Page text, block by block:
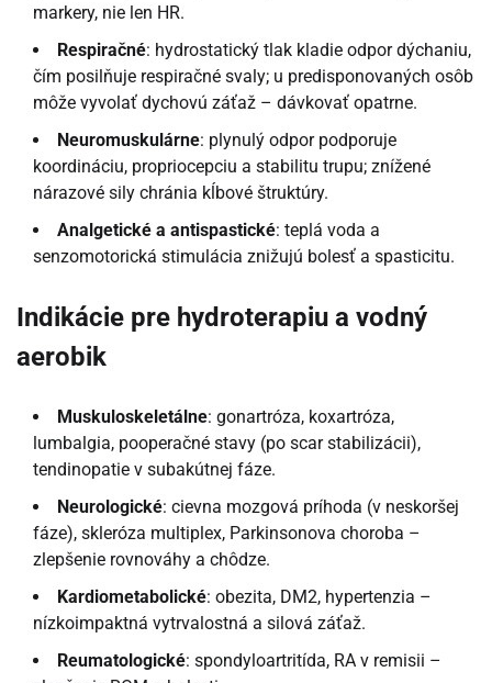
markery, nie len HR.
Respiračné: hydrostatický tlak kladie odpor dýchaniu,
čím posilňuje respiračné svaly; u predisponovaných osôb
môže vyvolať dychovú záťaž – dávkovať opatrne.
Neuromuskulárne: plynulý odpor podporuje
koordináciu, propriocepciu a stabilitu trupu; znížené
nárazové sily chránia kĺbové štruktúry.
Analgetické a antispastické: teplá voda a
senzomotorická stimulácia znižujú bolesť a spasticitu.
Indikácie pre hydroterapiu a vodný
aerobik
Muskuloskeletálne: gonartróza, koxartróza,
lumbalgia, pooperačné stavy (po scar stabilizácii),
tendinopatie v subakútnej fáze.
Neurologické: cievna mozgová príhoda (v neskoršej
fáze), skleróza multiplex, Parkinsonova choroba –
zlepšenie rovnováhy a chôdze.
Kardiometabolické: obezita, DM2, hypertenzia –
nízkoimpaktná vytrvalostná a silová záťaž.
Reumatologické: spondyloartritída, RA v remisii –